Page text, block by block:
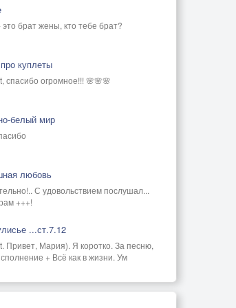
брат жены, кто тебе брат?
куплеты
спасибо огромное!!! 🌸🌸🌸
белый мир
любовь
С удовольствием послушал...
+++!
...ст.7.12
Привет, Мария). Я коротко. За песню,
+ Всё как в жизни. Ум